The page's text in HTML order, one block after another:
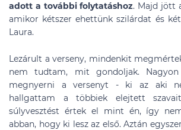
adott a további folytatáshoz. Majd jött
amikor kétszer ehettünk szilárdat és
Laura.
Lezárult a verseny, mindenkit
nem tudtam, mit gondoljak.
megnyerni a versenyt - ki az aki
hallgattam a többiek elejtett
súlyvesztést értek el mint én, így
abban, hogy ki lesz az első. Aztán